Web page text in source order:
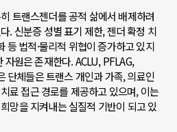
트랜스젠더를 공적 삶에서 배제하려
. 신분증 성별 표기 제한, 젠더 확정 치
등 법적·물리적 위협이 증가하고 있지
원은 존재한다. ACLU, PFLAG,
체들은 트랜스 개인과 가족, 의료인
료 접근 경로를 제공하고 있으며, 이는
망을 지켜내는 실질적 기반이 되고 있